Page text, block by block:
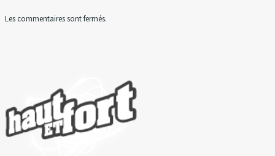
Les commentaires sont fermés.